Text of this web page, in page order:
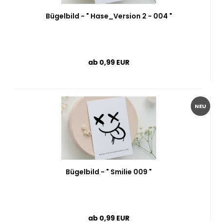
Bügelbild - " Hase_Version 2 - 004 "
ab 0,99 EUR
NEU
Bügelbild - " Smilie 009 "
ab 0,99 EUR